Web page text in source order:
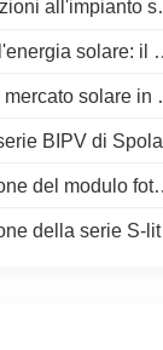
solare più alto del mondo in Tibet!
solare S-Elite Plus da 680 W di SpolarPV
la strategia di SpolarPV per il 2024
soluzioni solari innovative per l'architettura moderna
di SpolarPV: generazione di energia bifacciale con tecnologia Topcon
pannelli solari all'avanguardia per la massima efficienza